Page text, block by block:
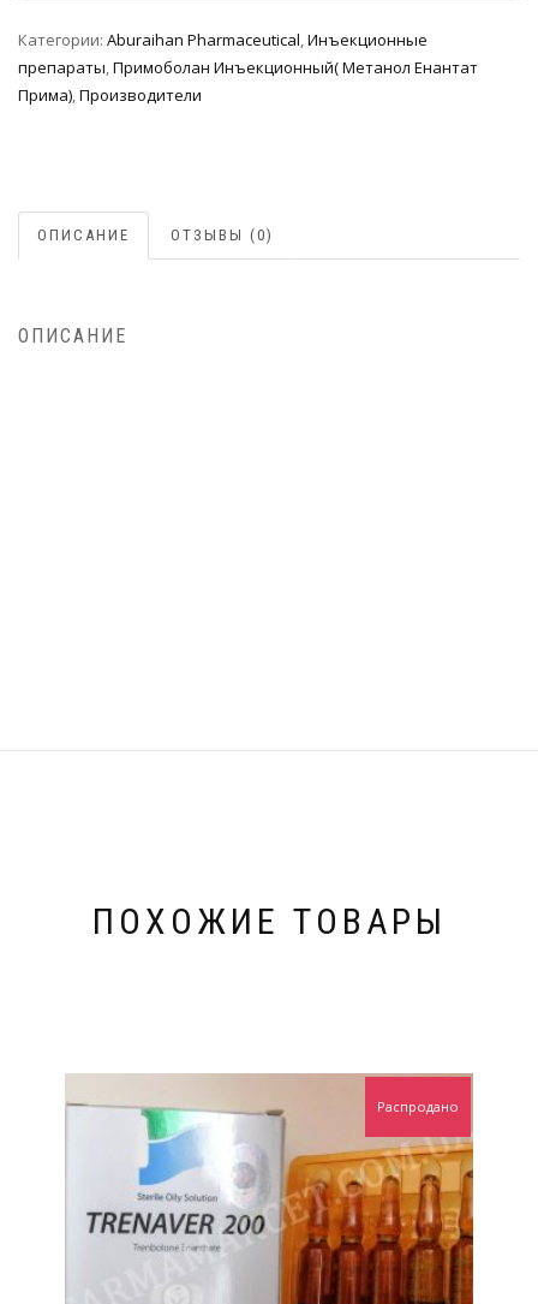
Категории: Aburaihan Pharmaceutical,Инъeкциoнныe
препараты,Примоболан Инъекционный( Метанол Енантат
Прима),Производители
ОПИСАНИЕ ОТЗЫВЫ (0)
ОПИСАНИЕ
ПОХОЖИЕ ТОВАРЫ
Распродано